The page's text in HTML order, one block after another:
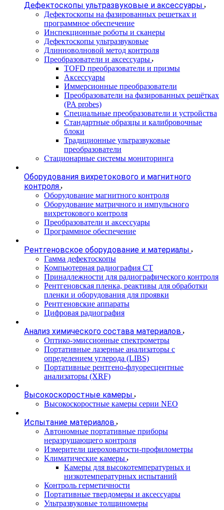
Дефектоскопы ультразвуковые и аксессуары
Дефектоскопы на фазированных решетках и
программное обеспечение
Инспекционные роботы и сканеры
Дефектоскопы ультразвуковые
Длинноволновой метод контроля
Преобразователи и аксессуары
TOFD преобразователи и призмы
Аксессуары
Иммерсионные преобразователи
Преобразователи на фазированных решётках
(PA probes)
Специальные преобразователи и устройства
Стандартные образцы и калибровочные
блоки
Традиционные ультразвуковые
преобразователи
Стационарные системы мониторинга
Оборудования вихретокового и магнитного
контроля
Оборудование магнитного контроля
Оборудование матричного и импульсного
вихретокового контроля
Преобразователи и аксессуары
Программное обеспечение
Рентгеновское оборудование и материалы
Гамма дефектоскопы
Компьютерная радиография CT
Принадлежности для радиографического контроля
Рентгеновская пленка, реактивы для обработки
пленки и оборудования для проявки
Рентгеновские аппараты
Цифровая радиография
Анализ химического состава материалов
Оптико-эмиссионные спектрометры
Портативные лазерные анализаторы с
определением углерода (LIBS)
Портативные рентгено-флуоресцентные
анализаторы (XRF)
Высокоскоростные камеры
Высокоскоростные камеры серии NEO
Испытание материалов
Автономные портативные приборы
неразрушающего контроля
Измерители шероховатости-профилометры
Климатические камеры
Камеры для высокотемпературных и
низкотемпературных испытаний
Контроль герметичности
Портативные твердомеры и аксессуары
Ультразвуковые толщиномеры